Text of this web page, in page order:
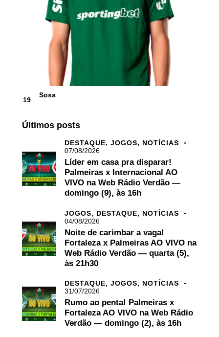
19
Sosa
Últimos posts
DESTAQUE, JOGOS, NOTÍCIAS
07/08/2026
Líder em casa pra disparar!
Palmeiras x Internacional AO
VIVO na Web Rádio Verdão —
domingo (9), às 16h
JOGOS, DESTAQUE, NOTÍCIAS
04/08/2026
Noite de carimbar a vaga!
Fortaleza x Palmeiras AO VIVO na
Web Rádio Verdão — quarta (5),
às 21h30
DESTAQUE, JOGOS, NOTÍCIAS
31/07/2026
Rumo ao penta! Palmeiras x
Fortaleza AO VIVO na Web Rádio
Verdão — domingo (2), às 16h